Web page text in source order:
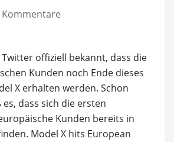
Kommentare
offiziell bekannt, dass die
Kunden noch Ende dieses
X erhalten werden. Schon
dass sich die ersten
Kunden bereits in
Model X hits European